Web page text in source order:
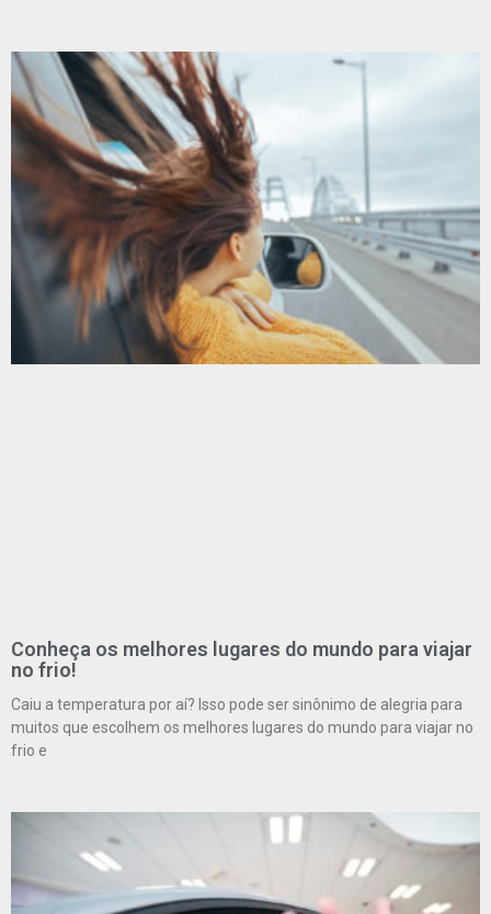
Conheça os melhores lugares do mundo para viajar
no frio!
Caiu a temperatura por aí? Isso pode ser sinônimo de alegria para
muitos que escolhem os melhores lugares do mundo para viajar no
frio e